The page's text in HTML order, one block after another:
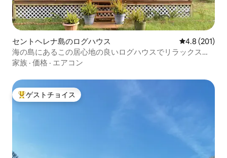
セントヘレナ島のログハウス レビュー201
4.8 (201)
海の島にあるこの居心地の良いログハウスでリラックスし
ましょう
家族 · 価格 · エアコン
大好評のゲストチョイスです。
ゲストチョイス